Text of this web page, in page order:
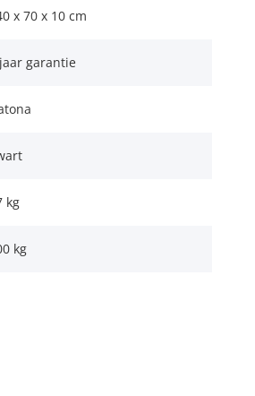
x 70 x 10 cm
garantie
kg
kg